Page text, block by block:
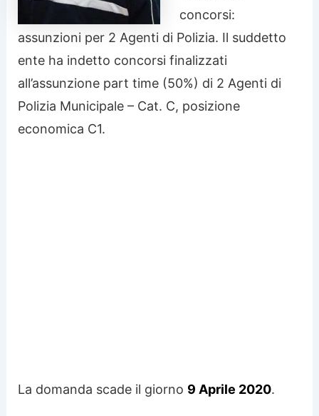
concorsi:
assunzioni per 2 Agenti di Polizia. Il suddetto
ente ha indetto concorsi finalizzati
all’assunzione part time (50%) di 2 Agenti di
Polizia Municipale – Cat. C, posizione
economica C1.
La domanda scade il giorno 9 Aprile 2020.